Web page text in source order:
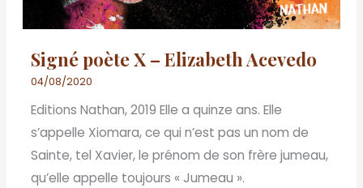
Signé poète X – Elizabeth Acevedo
04/08/2020
Editions Nathan, 2019 Elle a quinze ans. Elle
s’appelle Xiomara, ce qui n’est pas un nom de
Sainte, tel Xavier, le prénom de son frère jumeau,
qu’elle appelle toujours « Jumeau ».